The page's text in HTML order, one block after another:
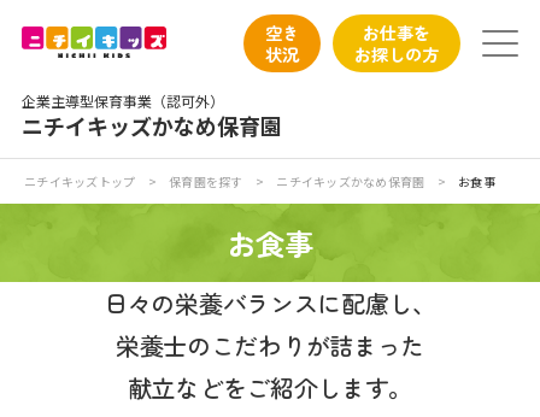
企業主導型保育事業（認可外）
ニチイキッズかなめ保育園
空き
状況
お仕事を
お探しの方
お食事
保育園見学
ニチイキッズトップ > 保育園を探す > ニチイキッズかなめ保育園 > お食事
お食事
日々の栄養バランスに配慮し、
栄養士のこだわりが詰まった
献立などをご紹介します。